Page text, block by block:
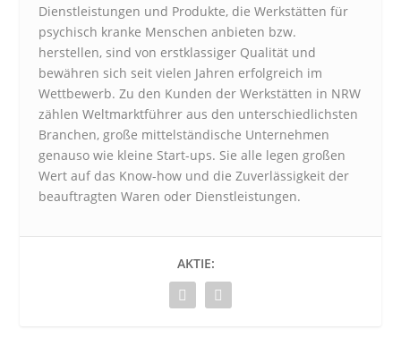
Dienstleistungen und Produkte, die Werkstätten für
psychisch kranke Menschen anbieten bzw.
herstellen, sind von erstklassiger Qualität und
bewähren sich seit vielen Jahren erfolgreich im
Wettbewerb. Zu den Kunden der Werkstätten in NRW
zählen Weltmarktführer aus den unterschiedlichsten
Branchen, große mittelständische Unternehmen
genauso wie kleine Start-ups. Sie alle legen großen
Wert auf das Know-how und die Zuverlässigkeit der
beauftragten Waren oder Dienstleistungen.
AKTIE: